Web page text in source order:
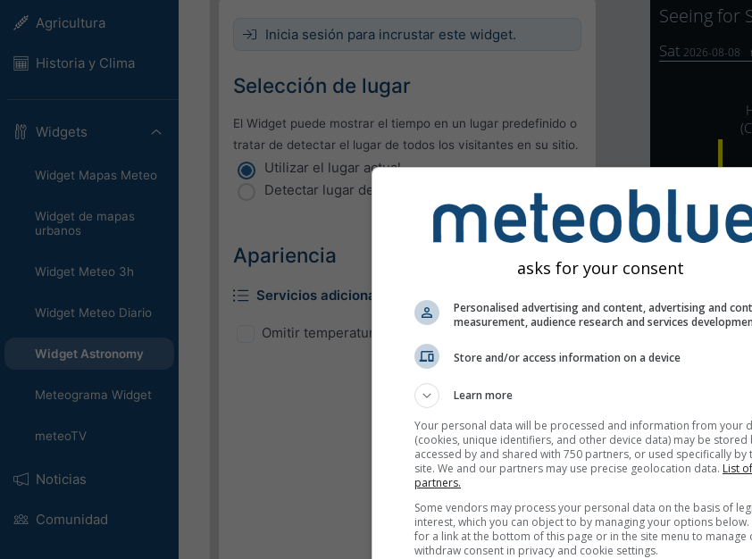
Agricultura
Historia y Clima
Widgets
Widget Mapas Meteo
Widget de mapas
urbanos
Widget Meteo 3h
Widget Meteo Diario
Widget Astronomy
Meteograma Widget
meteoTV
Noticias
Comunidad
Inicia sesión para incrustar este widget.
Selección de lugar
El Widget puede mostrar el tiempo en un lugar predefinido o
tratar de detectar el lugar de todos los visitantes en su sitio.
Utilizar el lugar actual
Detectar lugar del usuario
Apariencia
Servicios adicionales
Omitir temperatura y humedad
asks for your consent
Personalised advertising and content, advertising and
measurement, audience research and services
Store and/or access information on a device
Learn more
Your personal data will be processed and information from your
(cookies, unique identifiers, and other device data) may be stored
accessed by and shared with 750 partners, or used specifically by
site. We and our partners may use precise geolocation data. List of
partners.
Some vendors may process your personal data on the basis of
interest, which you can object to by managing your options below.
for a link at the bottom of this page or in the site menu to manage
withdraw consent in privacy and cookie settings.